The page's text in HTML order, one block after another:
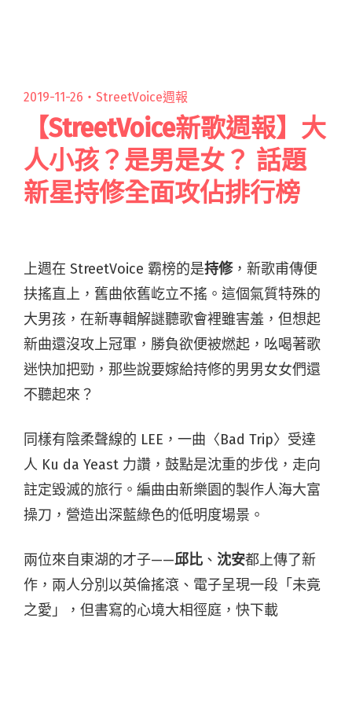
2019-11-26・ StreetVoice週報
【StreetVoice新歌週報】大
人小孩？是男是女？ 話題
新星持修全面攻佔排行榜
上週在 StreetVoice 霸榜的是持修，新歌甫傳便
扶搖直上，舊曲依舊屹立不搖。這個氣質特殊的
大男孩，在新專輯解謎聽歌會裡雖害羞，但想起
新曲還沒攻上冠軍，勝負欲便被燃起，吆喝著歌
迷快加把勁，那些說要嫁給持修的男男女女們還
不聽起來？
同樣有陰柔聲線的 LEE，一曲〈Bad Trip〉受達
人 Ku da Yeast 力讚，鼓點是沈重的步伐，走向
註定毀滅的旅行。編曲由新樂園的製作人海大富
操刀，營造出深藍綠色的低明度場景。
兩位來自東湖的才子——邱比 、 沈安都上傳了新
作，兩人分別以英倫搖滾、電子呈現一段「未竟
之愛」，但書寫的心境大相徑庭，快下載